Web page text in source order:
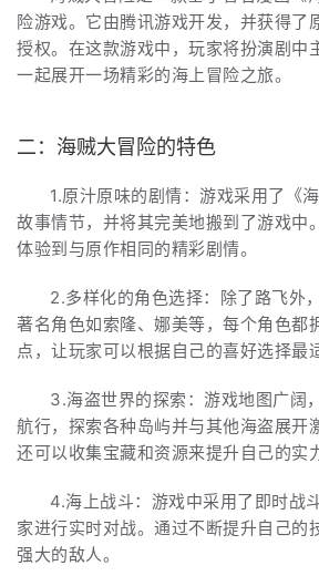
险游戏。它由腾讯游戏开发，并获得了
授权。在这款游戏中，玩家将扮演剧中
一起展开一场精彩的海上冒险之旅。
二：海贼大冒险的特色
1.原汁原味的剧情：游戏采用了《
故事情节，并将其完美地搬到了游戏中
体验到与原作相同的精彩剧情。
2.多样化的角色选择：除了路飞外
著名角色如索隆、娜美等，每个角色都
点，让玩家可以根据自己的喜好选择最
3.海盗世界的探索：游戏地图广阔
航行，探索各种岛屿并与其他海盗展开
还可以收集宝藏和资源来提升自己的实
4.海上战斗：游戏中采用了即时战
家进行实时对战。通过不断提升自己的
强大的敌人。